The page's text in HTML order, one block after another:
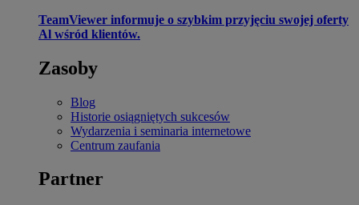
TeamViewer informuje o szybkim przyjęciu swojej oferty
Al wśród klientów.
Zasoby
Blog
Historie osiągniętych sukcesów
Wydarzenia i seminaria internetowe
Centrum zaufania
Partner